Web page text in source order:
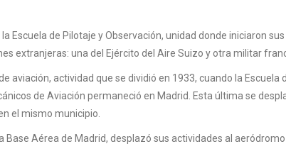
Escuela de Pilotaje y Observación, unidad donde iniciaron
extranjeras: una del Ejército del Aire Suizo y otra militar
aviación, actividad que se dividió en 1933, cuando la
de Aviación permaneció en Madrid. Esta última se
el mismo municipio.
Base Aérea de Madrid, desplazó sus actividades al